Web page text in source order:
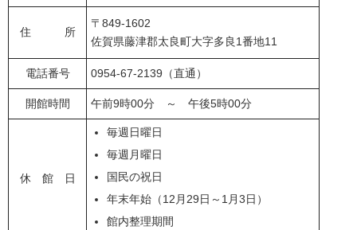
住 所
〒849-1602
佐賀県藤津郡太良町大字多良1番地11
電話番号 0954-67-2139（直通）
開館時間 午前9時00分 ～ 午後5時00分
休 館 日
毎週日曜日
毎週月曜日
国民の祝日
年末年始（12月29日～1月3日）
館内整理期間